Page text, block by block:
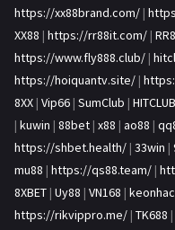
https://xx88brand.com/ |
XX88 | https://rr88it.com/ |
https://www.fly888.club/ |
https://hoiquantv.site/ |
8XX | Vip66 | SumClub | HITCLUB
| kuwin | 88bet | x88 | ao88 |
https://shbet.health/ | 33win |
mu88 | https://qs88.team/ |
8XBET | Uy88 | VN168 |
https://rikvippro.me/ | TK688 |